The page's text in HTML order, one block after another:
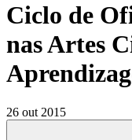
Ciclo de
nas Artes
26 out 2015